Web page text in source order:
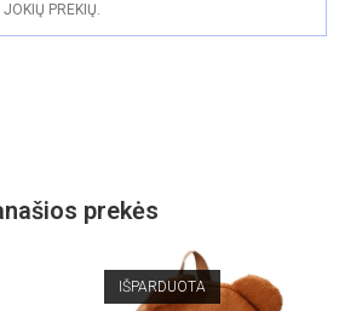
PREKIŲ.
prekės
IŠPARDUOTA